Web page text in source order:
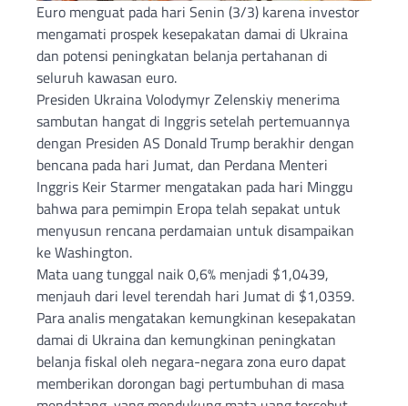
Euro menguat pada hari Senin (3/3) karena investor
mengamati prospek kesepakatan damai di Ukraina
dan potensi peningkatan belanja pertahanan di
seluruh kawasan euro.
Presiden Ukraina Volodymyr Zelenskiy menerima
sambutan hangat di Inggris setelah pertemuannya
dengan Presiden AS Donald Trump berakhir dengan
bencana pada hari Jumat, dan Perdana Menteri
Inggris Keir Starmer mengatakan pada hari Minggu
bahwa para pemimpin Eropa telah sepakat untuk
menyusun rencana perdamaian untuk disampaikan
ke Washington.
Mata uang tunggal naik 0,6% menjadi $1,0439,
menjauh dari level terendah hari Jumat di $1,0359.
Para analis mengatakan kemungkinan kesepakatan
damai di Ukraina dan kemungkinan peningkatan
belanja fiskal oleh negara-negara zona euro dapat
memberikan dorongan bagi pertumbuhan di masa